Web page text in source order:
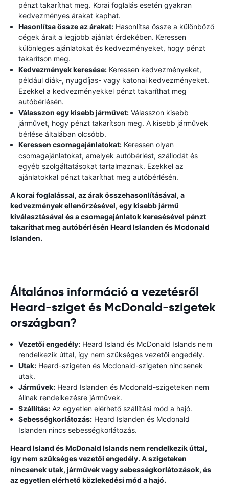
pénzt takaríthat meg. Korai foglalás esetén gyakran
kedvezményes árakat kaphat.
Hasonlítsa össze az árakat: Hasonlítsa össze a különböző
cégek árait a legjobb ajánlat érdekében. Keressen
különleges ajánlatokat és kedvezményeket, hogy pénzt
takarítson meg.
Kedvezmények keresése: Keressen kedvezményeket,
például diák-, nyugdíjas- vagy katonai kedvezményeket.
Ezekkel a kedvezményekkel pénzt takaríthat meg
autóbérlésén.
Válasszon egy kisebb járművet: Válasszon kisebb
járművet, hogy pénzt takarítson meg. A kisebb járművek
bérlése általában olcsóbb.
Keressen csomagajánlatokat: Keressen olyan
csomagajánlatokat, amelyek autóbérlést, szállodát és
egyéb szolgáltatásokat tartalmaznak. Ezekkel az
ajánlatokkal pénzt takaríthat meg autóbérlésén.
A korai foglalással, az árak összehasonlításával, a
kedvezmények ellenőrzésével, egy kisebb jármű
kiválasztásával és a csomagajánlatok keresésével pénzt
takaríthat meg autóbérlésén Heard Islanden és Mcdonald
Islanden.
Általános információ a vezetésről
Heard-sziget és McDonald-szigetek
országban?
Vezetői engedély: Heard Island és McDonald Islands nem
rendelkezik úttal, így nem szükséges vezetői engedély.
Utak: Heard-szigeten és Mcdonald-szigeten nincsenek
utak.
Járművek: Heard Islanden és Mcdonald-szigeteken nem
állnak rendelkezésre járművek.
Szállítás: Az egyetlen elérhető szállítási mód a hajó.
Sebességkorlátozás: Heard Islanden és Mcdonald
Islanden nincs sebességkorlátozás.
Heard Island és McDonald Islands nem rendelkezik úttal,
így nem szükséges vezetői engedély. A szigeteken
nincsenek utak, járművek vagy sebességkorlátozások, és
az egyetlen elérhető közlekedési mód a hajó.